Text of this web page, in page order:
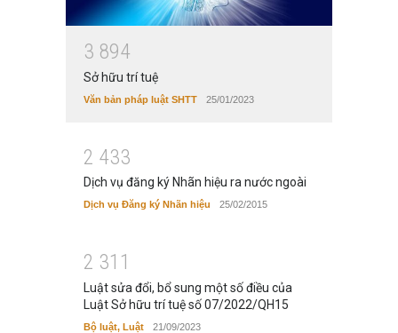
3 894
Sở hữu trí tuệ
Văn bản pháp luật SHTT 25/01/2023
2 433
Dịch vụ đăng ký Nhãn hiệu ra nước ngoài
Dịch vụ Đăng ký Nhãn hiệu 25/02/2015
2 31 1
Luật sửa đổi, bổ sung một số điều của
Luật Sở hữu trí tuệ số 07/2022/QH15
Bộ luật, Luật 21/09/2023